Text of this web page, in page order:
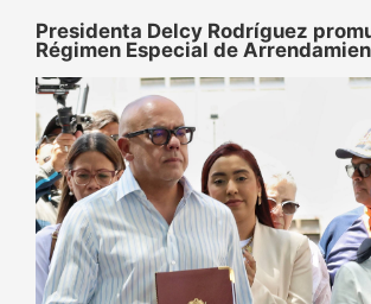
Presidenta Delcy Rodríguez
Régimen Especial de